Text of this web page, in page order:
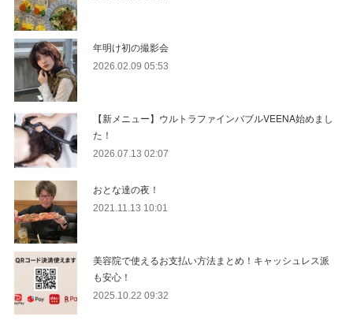
年明け初の撮影会
2026.02.09 05:53
【新メニュー】ウルトラファインバブルVEENA始めまし
た！
2026.07.13 02:07
おとな達の夜！
2021.11.13 10:01
美容院で使えるお支払い方法まとめ！キャッシュレス派
も安心！
2025.10.22 09:32